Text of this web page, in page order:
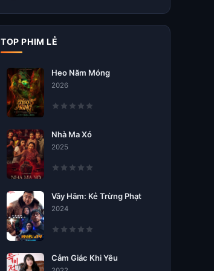
TOP PHIM LẺ
Heo Năm Móng
2026
Nhà Ma Xó
2025
Vây Hãm: Kẻ Trừng Phạt
2024
Cảm Giác Khi Yêu